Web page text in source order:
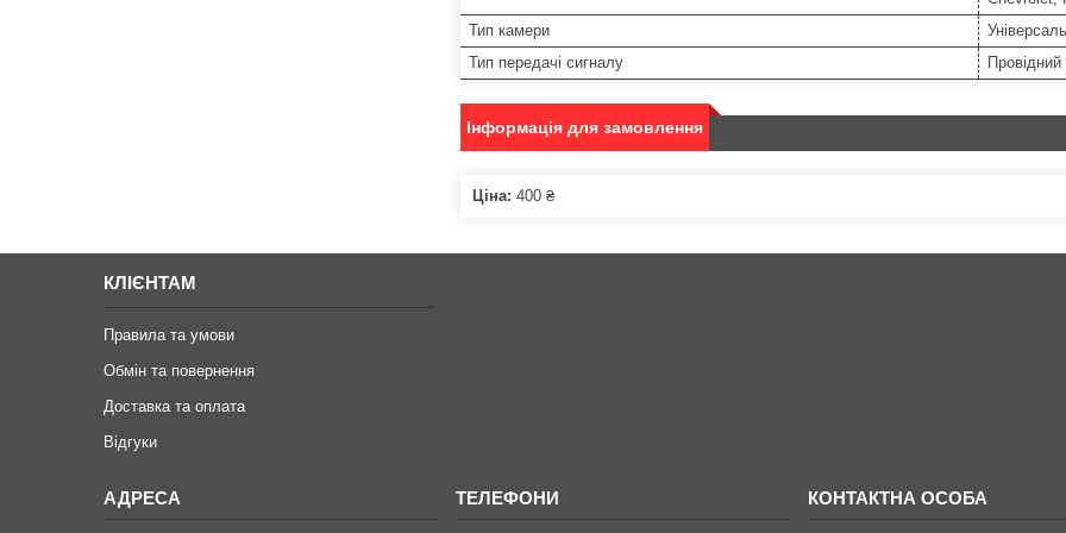
Тип камери
Тип передачі сигналу
Провідний
Інформація для замовлення
Ціна: 400 ₴
КЛІЄНТАМ
Правила та умови
Обмін та повернення
Доставка та оплата
Відгуки